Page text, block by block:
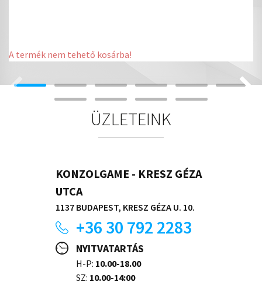
A termék nem tehető kosárba!
ÜZLETEINK
KONZOLGAME - KRESZ GÉZA
UTCA
1137 BUDAPEST, KRESZ GÉZA U. 10.
+36 30 792 2283
NYITVATARTÁS
H-P: 10.00-18.00
SZ: 10.00-14:00